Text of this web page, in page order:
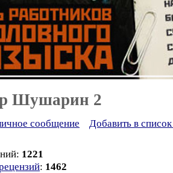
Шушарин 2
сообщение Добавить в
1221
: 1462